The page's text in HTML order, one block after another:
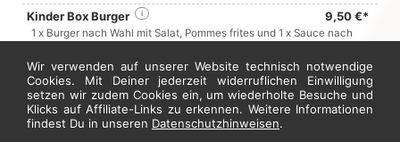
Kinder Box Burger 9,50 €*
i
1 x Burger nach Wahl mit Salat, Pommes frites und 1 x Sauce nach
Wahl
1 x Getränk und eine Überraschung
Jetzt hier bestellen
Wir verwenden auf unserer Website technisch notwendige
Cookies. Mit Deiner jederzeit widerruflichen Einwilligung
setzen wir zudem Cookies ein, um wiederholte Besuche und
Klicks auf Affiliate-Links zu erkennen. Weitere Informationen
findest Du in unseren Datenschutzhinweisen.